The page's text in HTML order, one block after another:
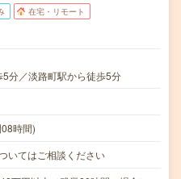
在宅・リモート
分／淡路町駅から徒歩5分
時間)
いてはご相談ください